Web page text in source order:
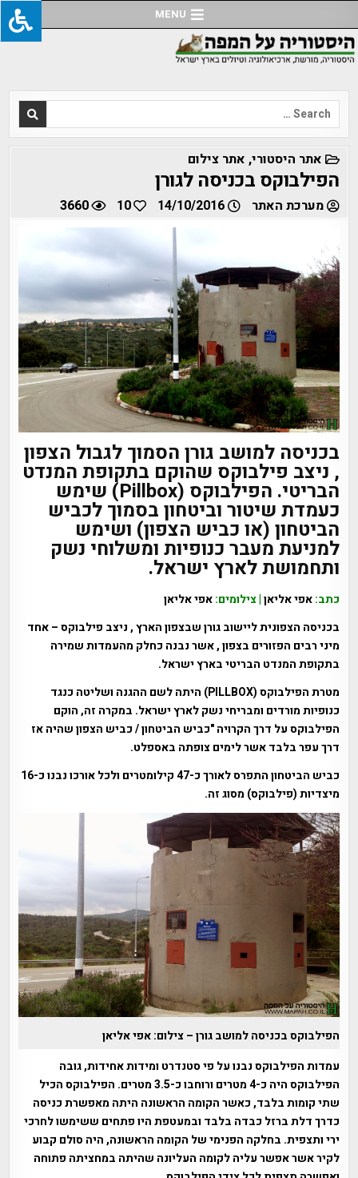
to
content
MENU
Search
for:
POSTED
IN
אתר היסטורי, אתר צילום
הפילבוקס בכניסה לגורן
מערכת האתר 14/10/2016
10
3660
בכניסה למושב גורן הסמוך לגבול הצפון
, ניצב פילבוקס שהוקם בתקופת המנדט
הבריטי. הפילבוקס (Pillbox) שימש
כעמדת שיטור וביטחון בסמוך לכביש
הביטחון (או כביש הצפון) ושימש
למניעת מעבר כנופיות ומשלוחי נשק
ותחמושת לארץ ישראל.
כתב:אפי אליאן| צילומים:אפי אליאן
בכניסה הצפונית ליישוב גורן שבצפון הארץ , ניצב פילבוקס – אחד
מיני רבים הפזורים בצפון , אשר נבנה כחלק מהעמדות שמירה
בתקופת המנדט הבריטי בארץ ישראל.
מטרת הפילבוקס (PILLBOX) היתה לשם ההגנה ושליטה כנגד
כנופיות מורדים ומבריחי נשק לארץ ישראל. במקרה זה, הוקם
הפילבוקס על דרך הקרויה "כביש הביטחון / כביש הצפון שהיה אז
דרך עפר בלבד אשר לימים צופתה באספלט.
כביש הביטחון התפרס לאורך כ-47 קילומטרים ולכל אורכו נבנו כ-16
מיצדיות (פילבוקס) מסוג זה.
הפילבוקס בכניסה למושב גורן – צילום: אפי אליאן
עמדות הפילבוקס נבנו על פי סטנדרט ומידות אחידות, גובה
הפילבוקס היה כ-4 מטרים ורוחבו כ-3.5 מטרים. הפילבוקס הכיל
שתי קומות בלבד, כאשר הקומה הראשונה היתה מאפשרת כניסה
כדרך דלת ברזל כבדה בלבד ובמעטפת היו פתחים ששימשו לחרכי
ירי ותצפית. בחלקה הפנימי של הקומה הראשונה, היה סולם קבוע
לקיר אשר אפשר עליה לקומה העליונה שהיתה במחציתה פתוחה